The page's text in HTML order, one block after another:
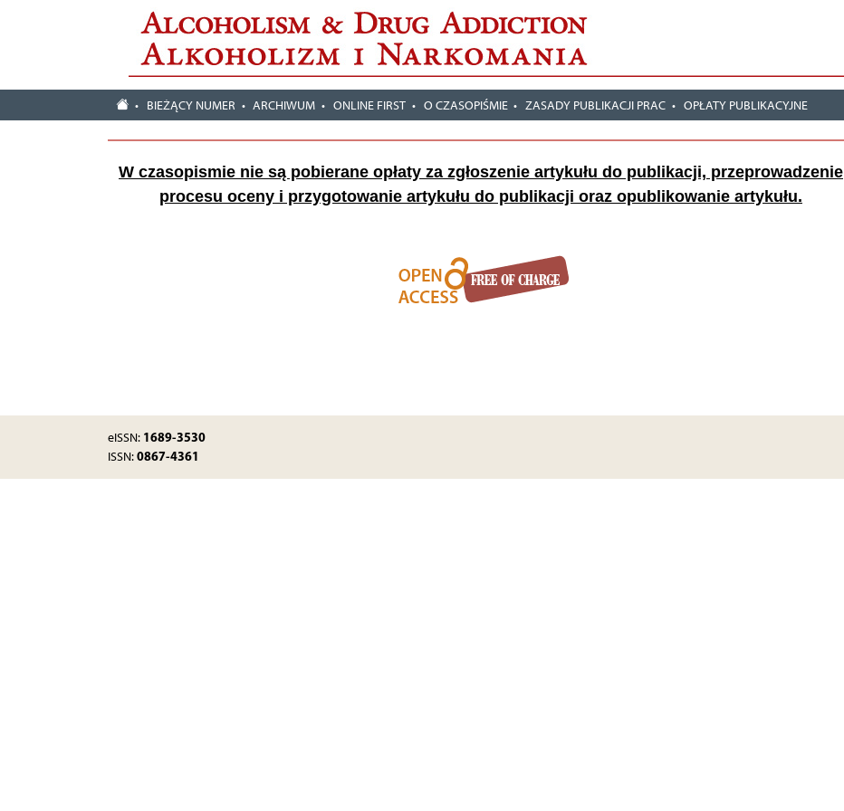
BIEŻĄCY NUMER ARCHIWUM ONLINE FIRST O CZASOPIŚMIE ZASADY PUBLIKACJI PRAC OPŁATY PUBLIKACYJNE
W czasopismie nie są pobierane opłaty za zgłoszenie artykułu do publikacji, przeprowadzenie
procesu oceny i przygotowanie artykułu do publikacji oraz opublikowanie artykułu.
eISSN: 1689-3530
ISSN:0867-4361